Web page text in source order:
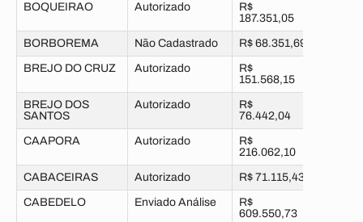
BOQUEIRAO Autorizado
R$
187.351,05
BORBOREMA Não Cadastrado R$ 68.351,69
BREJO DO CRUZ Autorizado
R$
151.568,15
BREJO DOS
SANTOS
Autorizado
R$
76.442,04
CAAPORA Autorizado
R$
216.062,10
CABACEIRAS Autorizado R$ 71.115,43
CABEDELO Enviado Análise
R$
609.550,73